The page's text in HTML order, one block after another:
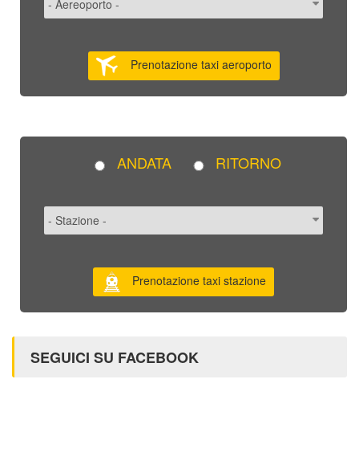
Prenotazione taxi aeroporto
ANDATA RITORNO
Prenotazione taxi stazione
SEGUICI SU FACEBOOK